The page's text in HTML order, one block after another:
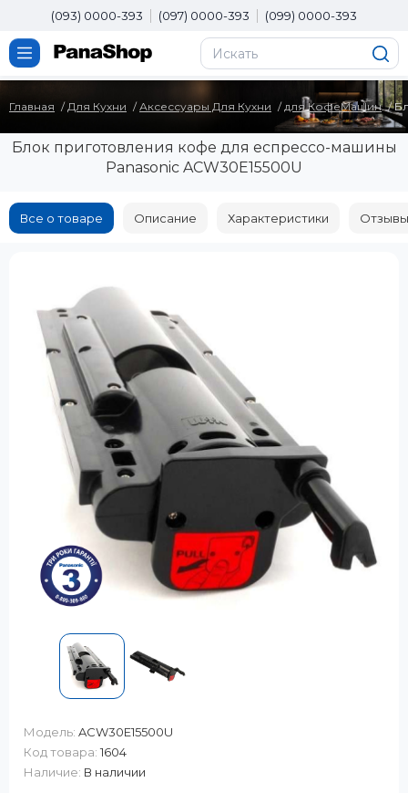
(093) 0000-393 (097) 0000-393 (099) 0000-393
Главная Для Кухни Аксессуары Для Кухни для КофеМашин
Блок приготовления кофе для еспрессо-машины
Panasonic ACW30E15500U
Все о товаре Описание Характеристики
Модель: ACW30E15500U
Код товара: 1604
Наличие: В наличии